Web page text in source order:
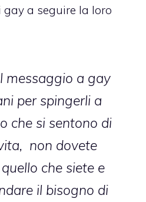
gay a seguire la loro
messaggio a gay
per spingerli a
che si sentono di
non dovete
che siete e
il bisogno di